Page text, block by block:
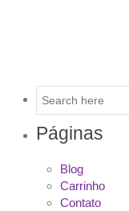
Páginas
Blog
Carrinho
Contato